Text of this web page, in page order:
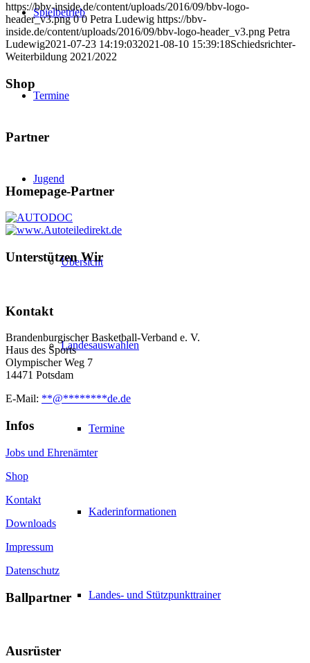
Spielbetrieb
Termine
Jugend
Übersicht
Landesauswahlen
Termine
Kaderinformationen
Landes- und Stützpunkttrainer
https://bbv-inside.de/content/uploads/2016/09/bbv-logo-
header_v3.png 0 0 Petra Ludewig https://bbv-
inside.de/content/uploads/2016/09/bbv-logo-header_v3.png Petra
Ludewig2021-07-23 14:19:032021-08-10 15:39:18Schiedsrichter-
Weiterbildung 2021/2022
Shop
Partner
Homepage-Partner
Unterstützen Wir
Kontakt
Brandenburgischer Basketball-Verband e. V.
Haus des Sports
Olympischer Weg 7
14471 Potsdam
E-Mail: **@********de.de
Infos
Jobs und Ehrenämter
Shop
Kontakt
Downloads
Impressum
Datenschutz
Ballpartner
Ausrüster